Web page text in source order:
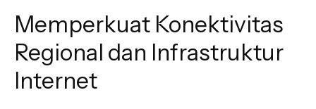
Memperkuat Konektivitas
Regional dan Infrastruktur
Internet